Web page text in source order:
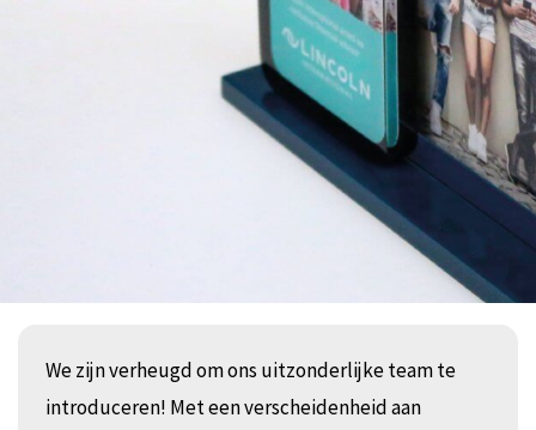
We zijn verheugd om ons uitzonderlijke team te
introduceren! Met een verscheidenheid aan